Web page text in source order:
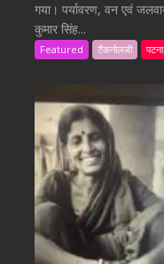
गया। पर्यावरण, वन एवं
कुमार सिंह...
Featured टैकनोलजी पटना